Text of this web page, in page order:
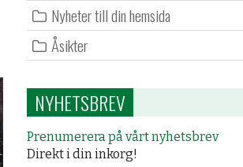
Nyheter till din hemsida
Åsikter
NYHETSBREV
Prenumerera på vårt nyhetsbrev
Direkt i din inkorg!